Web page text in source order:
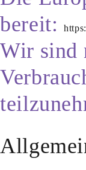
bereit:
Wir sind